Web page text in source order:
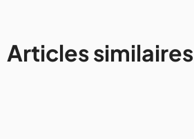
Articles similaires